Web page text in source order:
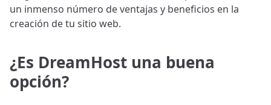
un inmenso número de ventajas y beneficios en la
creación de tu sitio web.
¿Es DreamHost una buena
opción?